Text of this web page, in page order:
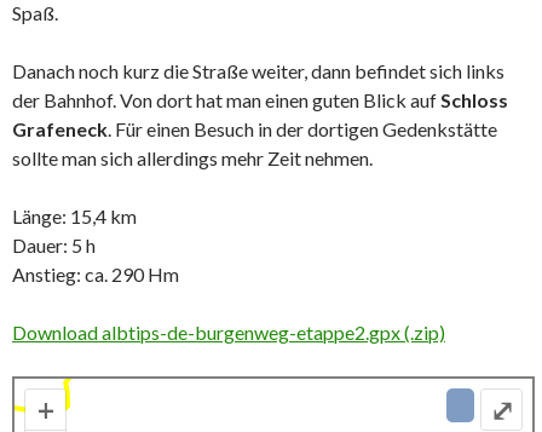
Spaß.
Danach noch kurz die Straße weiter, dann befindet sich links
der Bahnhof. Von dort hat man einen guten Blick aufSchloss
Grafeneck. Für einen Besuch in der dortigen Gedenkstätte
sollte man sich allerdings mehr Zeit nehmen.
Länge: 15,4 km
Dauer: 5 h
Anstieg: ca. 290 Hm
Download albtips-de-burgenweg-etappe2.gpx (.zip)
+
⤢